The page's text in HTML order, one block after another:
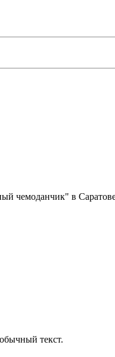
чемоданчик" в
текст.